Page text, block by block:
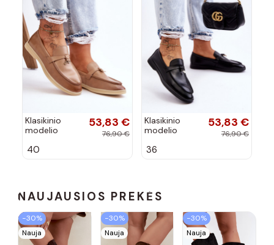
Klasikinio
modelio
mokasinai
53,83 €
76,90 €
40
Klasikinio
modelio
mokasinai
53,83 €
76,90 €
36
NAUJAUSIOS PREKĖS
−30%
Nauja
−30%
Nauja
−30%
Nauja